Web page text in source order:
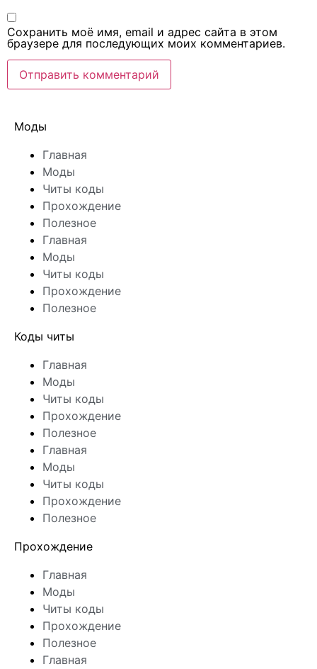
Сохранить моё имя, email и адрес сайта в этом
браузере для последующих моих комментариев.
Моды
Главная
Моды
Читы коды
Прохождение
Полезное
Главная
Моды
Читы коды
Прохождение
Полезное
Коды читы
Главная
Моды
Читы коды
Прохождение
Полезное
Главная
Моды
Читы коды
Прохождение
Полезное
Прохождение
Главная
Моды
Читы коды
Прохождение
Полезное
Главная